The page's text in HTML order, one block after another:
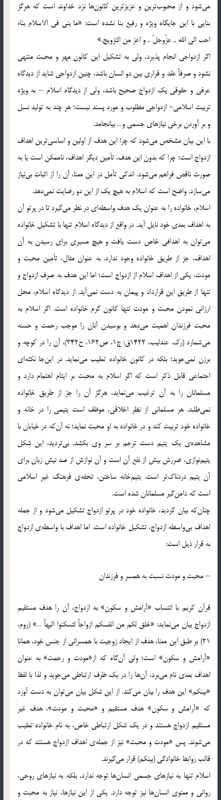
مي‌شود و از محبوب‌ترين و عزيزترين كانون‌ها نزد خداوند است كه هرگز
بنايي با اين جايگاه ويژه و رفيع بنا نشده است: «ما بني في الاسلام بناء
احب الي الله ـ عزّوجلّ ـ و اعز من التزويج.»
اگر ازدواجي انجام پذيرد، ولي به تشكيل اين كانون مهر و محبت منتهي
نشود و صرفاً عقد و قراري بين دو انسان باشد، چنين ازدواجي شايد از ديدگاه
عرفي و حقوقي يك ازدواج صحيح باشد، ولي از ديدگاه اسلام – به ويژه
تربيت اسلامي- ازدواجي مطلوب و مورد پسند نيست؛ هر چند به توليد نسل
و بر آوردن برخي نيازهاي جسمي و… بيانجامد.
با اين بيان مشخص مي‌شود كه چرا اين هدف از اولين و اساسي‌ترين اهداف
ازدواج است؛ چرا كه بدون اين هدف، تأمين ديگر اهداف، ناممكن است يا به
صورت ناقص فراهم مي‌شود. اندكي تأمل در اين معنا، آن را از اثبات بي‌نياز
مي‌سازد. واضح است كه اسلام به هيچ يك از اين دو رضايت نمي‌دهد.
اسلام، خانواده را به عنوان يك هدف واسطه‌اي در نظر مي‌گيرد تا در پرتو آن
به اهداف بعدي خود نايل آيد. در واقع از ديدگاه اسلام تنها با تشكيل خانواده
مي‌توان به اهدافي خاص دست يافت و هيچ مسيري براي رسيدن به آن
اهداف، جز از طريق خانواده وجود ندارد. به عنوان مثال، تأمين محبت و
مودت، يكي از اهداف اسلام از ازدواج است؛ اما اين هدف به صرف ازدواج و
تنها از طريق اين قرارداد و پيمان به دست نمي‌آيد. از ديدگاه اسلام، محل
ارزاني نمودن محبت و مودت تنها كانون گرم خانواده است. اگر اسلام به
محبت فرزندان اهميت مي‌دهد و بوسيدن آنان را موجب رحمت و حسنه
مي‌شمارد (رك. عندليب، 1422ق: ج1، ص162، ح342)، آن را در كوچه و
برزن نمي‌جويد؛ بلكه در كانون خانواده تعقيب مي‌نمايد. در اين‌جا نكته‌اي
اجتماعي قابل ذكر است كه اگر اسلام به محبت بر ايتام اهتمام دارد و
مسلمانان را به آن ترغيب مي‌نمايد، هرگز آن را جز از طريق خانواده
نمي‌طلبد. هر مسلماني از نظر اخلاقي، موظف است يتيمي را در خانه و
خانواده خود تربيت كند و در خانواده به او محبت نمايد؛ نه آن‌كه در خيابان با
مشاهده‌ي يك يتيم دست ترحم بر سر وي بكشد. بي‌ترديد، اين شكل
يتيم‌نوازي، ضررش بيش از نفع آن است و آن نوازش از صد نيش زبان براي
آن يتيم دردناك‌تر است. يتيم‌خانه ساختن، تحفه‌ي فرهنگ غير اسلامي
است كه دامن‌گير مسلمانان شده است.
چنان‌كه بيان گرديد، خانواده خود در پرتو ازدواج تشكيل مي‌شود و از جمله
اهداف بي‌واسطه ازدواج، تشكيل خانواده است. اما اهداف با واسطه‌ي ازدواج
به قرار ذيل است:
– محبت و مودت نسبت به همسر و فرزندان
قرآن كريم با انتساب «آرامش و سكون» به ازدواج، آن را هدف مستقيم
ازدواج بيان مي‌نمايد: «خلق لكم من انفسكم ازواجاً لتسكنوا اليهاً …» (روم،
21) بر طبق اين معنا، هدف از ايجاد زوجيت با همسراني از جنس خود، همانا
«آرامش و سكون» است؛ ولي آن‌گاه كه از«مودت و رحمت» به عنوان
اهداف بعدي نام مي‌برد، آن‌ها را در يك ظرف ارتباطي مي‌جويد و لذا با لفظ
«بينكم» اين هدف را بيان مي‌كند. از اين شكل بيان مي‌توان به دست آورد
كه «آرامش و سكون» هدف مستقيم و «محبت و مودت»، هدف غير
مستقيم ازدواج هستند و در يك شكل ارتباطي خاص، به نام خانواده تعقيب
مي‌شوند. پس «مودت و محبت» نيز از جمله‌ي اهداف ازدواج هستند كه در
قالب روابط خانوادگي (بينكم) قرار مي‌گيرند.
اسلام تنها به نيازهاي جسمي انسان‌ها توجه ندارد، بلكه به نيازهاي روحي،
رواني و معنوي انسان‌ها نيز توجه دارد. يكي از اين نيازها، نياز به محبت و